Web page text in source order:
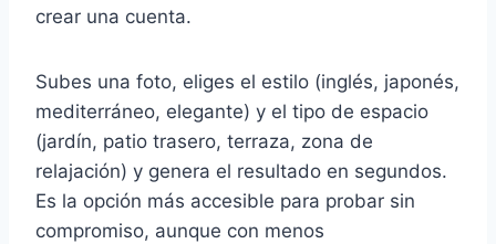
crear una cuenta.
Subes una foto, eliges el estilo (inglés, japonés,
mediterráneo, elegante) y el tipo de espacio
(jardín, patio trasero, terraza, zona de
relajación) y genera el resultado en segundos.
Es la opción más accesible para probar sin
compromiso, aunque con menos